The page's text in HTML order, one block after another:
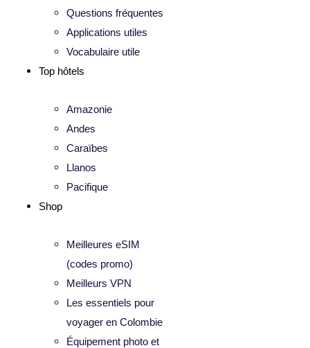
Questions fréquentes
Applications utiles
Vocabulaire utile
Top hôtels
Amazonie
Andes
Caraïbes
Llanos
Pacifique
Shop
Meilleures eSIM
(codes promo)
Meilleurs VPN
Les essentiels pour
voyager en Colombie
Équipement photo et